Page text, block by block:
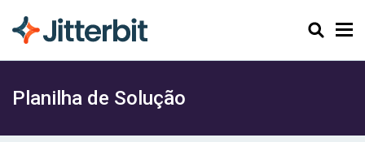
Pesquisar
Planilha de Solução